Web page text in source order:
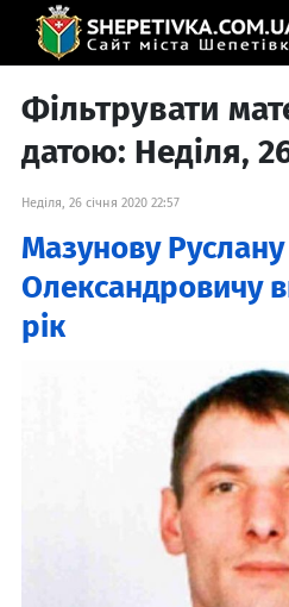
Фільтрувати
датою: Неділя,
Неділя, 26 січня 2020 22:57
Мазунову Руслану
Олександровичу
рік